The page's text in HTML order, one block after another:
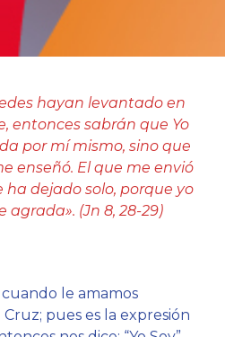
hayan levantado en
entonces sabrán que Yo
por mí mismo, sino que
enseñó. El que me envió
dejado solo, porque yo
(Jn 8, 28-29)
le amamos
pues es la expresión